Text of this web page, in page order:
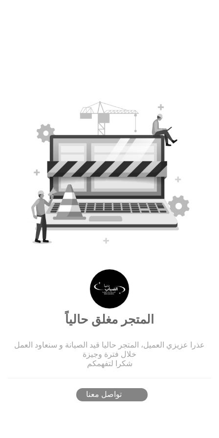
المتجر مغلق حالياً
عذرا عزيزي العميل، المتجر حاليا قيد الصيانة و سنعاود العمل
خلال فترة وجيزة
شكرا لتفهمكم
تواصل معنا